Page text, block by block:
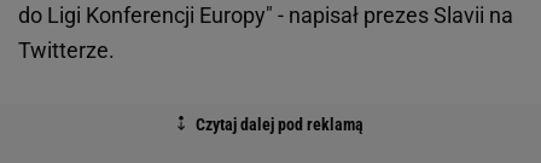
do Ligi Konferencji Europy" - napisał prezes Slavii na
Twitterze.